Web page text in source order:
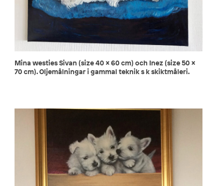
Mina westies Sivan (size 40 x 60 cm) och Inez (size 50 x
70 cm). Oljemålningar i gammal teknik s k skiktmåleri.